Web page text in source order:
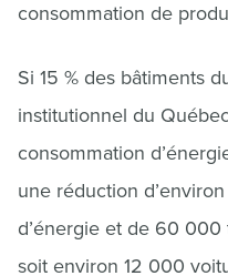
consommation de
Si 15 % des bâtiments
institutionnel du
consommation
une réduction
d’énergie et de 60
soit environ 12 000